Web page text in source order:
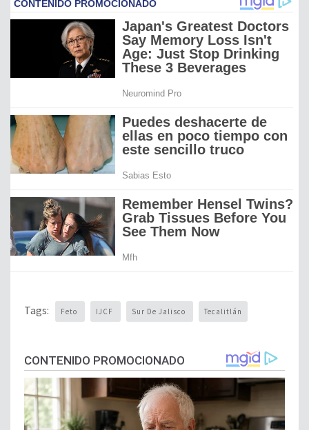
Tags: Feto IJCF Sur De Jalisco Tecalitlán
CONTENIDO PROMOCIONADO